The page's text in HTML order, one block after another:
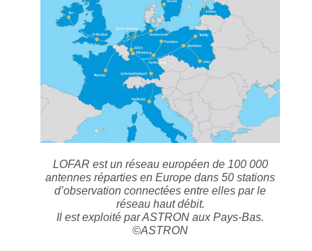
LOFAR est un réseau européen de 100 000
antennes réparties en Europe dans 50 stations
d’observation connectées entre elles par le
réseau haut débit.
Il est exploité par ASTRON aux Pays-Bas.
©ASTRON